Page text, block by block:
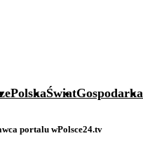
PolskaŚwiatGospodarka
portalu wPolsce24.tv